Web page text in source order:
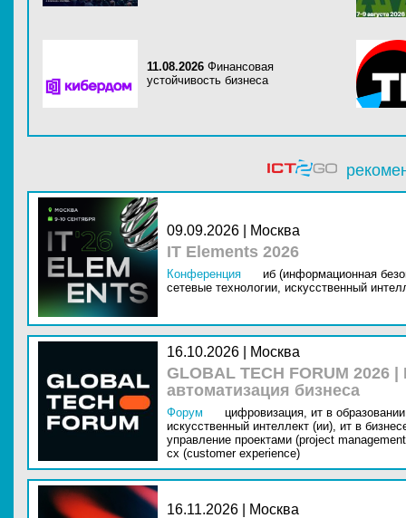
11.08.2026 Финансовая
устойчивость бизнеса
09.09.2026 | Москва
IT Elements 2026
Конференция
иб (информационная
сетевые технологии, искусственный
16.10.2026 | Москва
GLOBAL TECH FORUM
автоматизация бизнеса
Форум цифровизация, ит в
искусственный интеллект (ии), ит в
управление проектами (project
cx (customer experience)
16.11.2026 | Москва